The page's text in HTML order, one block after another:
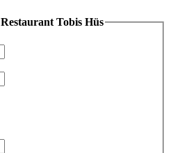
Restaurant Tobis Hüs